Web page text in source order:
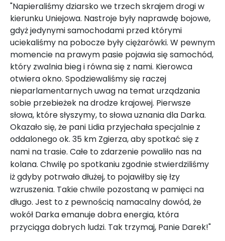
"Napieraliśmy dziarsko we trzech skrajem drogi w
kierunku Uniejowa. Nastroje były naprawdę bojowe,
gdyż jedynymi samochodami przed którymi
uciekaliśmy na pobocze były ciężarówki. W pewnym
momencie na prawym pasie pojawia się samochód,
który zwalnia bieg i równa się z nami. Kierowca
otwiera okno. Spodziewaliśmy się raczej
nieparlamentarnych uwag na temat urządzania
sobie przebieżek na drodze krajowej. Pierwsze
słowa, które słyszymy, to słowa uznania dla Darka.
Okazało się, że pani Lidia przyjechała specjalnie z
oddalonego ok. 35 km Zgierza, aby spotkać się z
nami na trasie. Całe to zdarzenie powaliło nas na
kolana. Chwilę po spotkaniu zgodnie stwierdziliśmy
iż gdyby potrwało dłużej, to pojawiłby się łzy
wzruszenia. Takie chwile pozostaną w pamięci na
długo. Jest to z pewnością namacalny dowód, że
wokół Darka emanuje dobra energia, która
przyciąga dobrych ludzi. Tak trzymaj, Panie Darek!"